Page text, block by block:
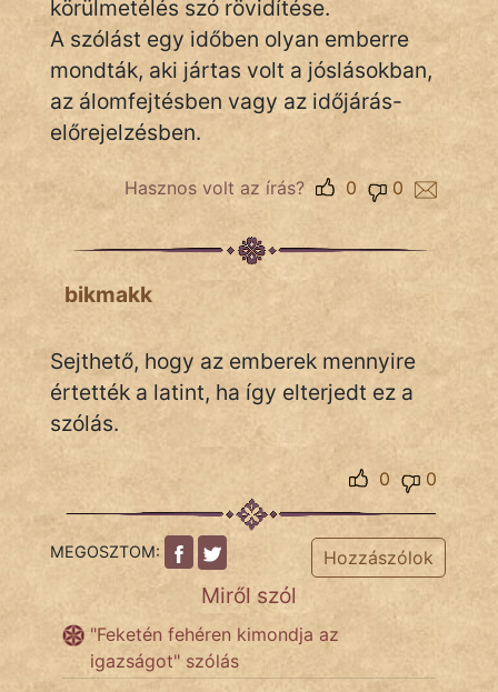
cinege
fantom
Hunor
Jób Gedeon
mikkamakka
nagyöreg
NapHold
pszichopati
szegény legény
Hoffer Botond
szemfüles
körülmetélés szó rövidítése.
A szólást egy időben olyan emberre
mondták, aki jártas volt a jóslásokban,
az álomfejtésben vagy az időjárás-
előrejelzésben.
Hasznos volt az írás? 0
0
bikmakk
Sejthető, hogy az emberek mennyire
értették a latint, ha így elterjedt ez a
szólás.
0
0
MEGOSZTOM: Hozzászólok
Miről szól
"Feketén fehéren kimondja az
igazságot" szólás